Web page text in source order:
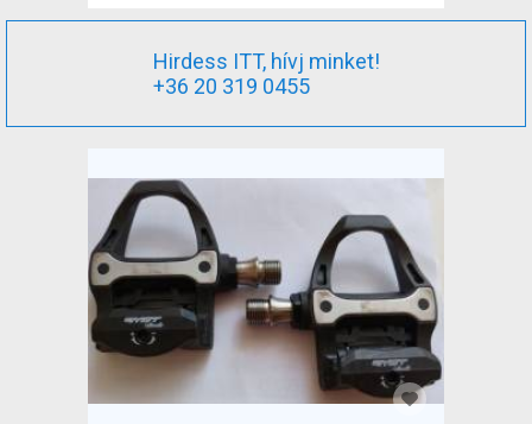
Hirdess ITT, hívj minket!
+36 20 319 0455